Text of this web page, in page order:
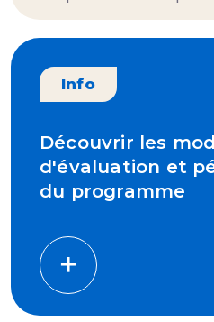
Info
Découvrir les
d'évaluation et
du programme